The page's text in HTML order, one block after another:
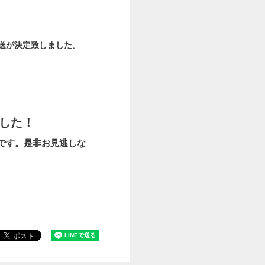
決定致しました。
た！
す。是非お見逃しな